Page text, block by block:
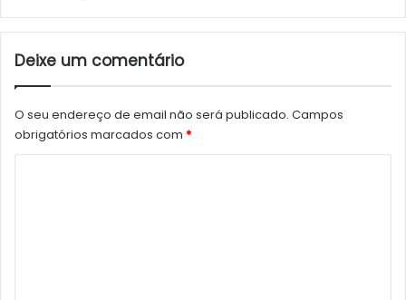
Deixe um comentário
O seu endereço de email não será publicado. Campos
obrigatórios marcados com *